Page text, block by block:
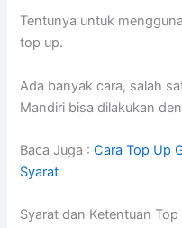
Tentunya untuk
top up.
Ada banyak cara, salah
Mandiri bisa dilakukan
Baca Juga :Cara Top Up
Syarat
Syarat dan Ketentuan